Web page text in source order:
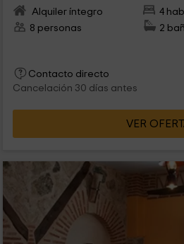
Alquiler íntegro
4
8 personas
2
Contacto directo
Cancelación 30 días antes
VER